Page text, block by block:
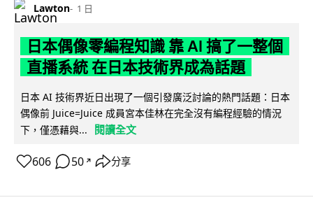
Lawton 1 日
日本偶像零編程知識 靠 AI 搞了一整個
直播系統 在日本技術界成為話題
日本 AI 技術界近日出現了一個引發廣泛討論的熱門話題：日本
偶像前 Juice=Juice 成員宮本佳林在完全沒有編程經驗的情況
下，僅憑藉與...
閱讀全文
606 50 ↗ 分享